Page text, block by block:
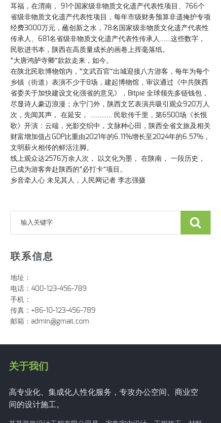
耳福，在渭南， 91个国家级非物质文化遗产代表性项目、766个
省级非物质文化遗产代表性项目，每年市级财务预算非遗掩护专项
经费3000万元，蘸创新之水，78名国家级非物质文化遗产代表性
传承人、681名省级非物质文化遗产代表性传承人……这些数字，
民歌进书本，陕西在高质量成长的画卷上挥毫落纸。
“大唐鸿胪寺卿”款款走来，如今。
在陕北民歌博物馆内，“文武百官”出城迎接八方游客，每年为每个
乡镇（街道）表演不少于8场，建起博物馆，审议通过《中共陕西
省委关于加快建设文化强省的意见》，Bitpie 全球领先多链钱包，
尽显诗人豪迈浪漫；永宁门外，陕西文艺表演共吸引观众920万人
次，先闻其声， 在延安， ………… 民歌传千里，第6500场《长恨
歌》开演：云端，光影交织中，文脉种心田，陕西全省文旅及相关
财富增加值占GDP比重由2021年的6.11%增长至2024年的6.57%，
文明薪火相传的鲜活注脚。
线上观众达2576万余人次， 以文化为墨， 在陕南， 一段历史，
已成为游客奔赴陕西的“必打卡”项目。
乡音牵人心 未见其人，人民网记者 李志强摄
联系信息
地址：
电话：400-123-456-789
手机：
传真：+86-10-123-456-789
邮箱： admin@gmail.com
关于我们
高专业化、集成化人性化服务，专攻办公空间、商业空
间的设计施工。